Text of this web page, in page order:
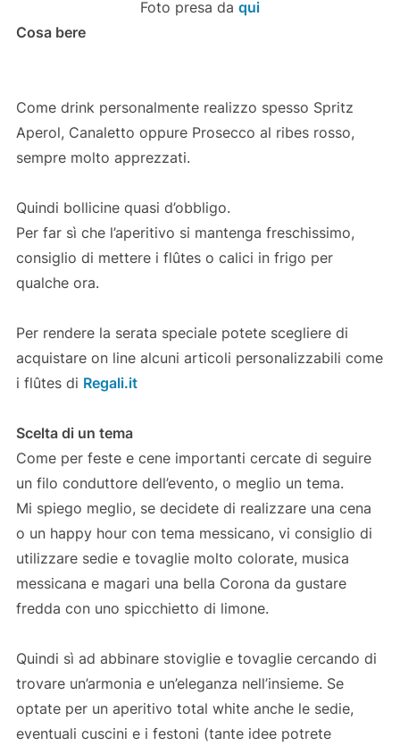
Foto presa da qui
Cosa bere
Come drink personalmente realizzo spesso Spritz
Aperol, Canaletto oppure Prosecco al ribes rosso,
sempre molto apprezzati.
Quindi bollicine quasi d’obbligo.
Per far sì che l’aperitivo si mantenga freschissimo,
consiglio di mettere i flûtes o calici in frigo per
qualche ora.
Per rendere la serata speciale potete scegliere di
acquistare on line alcuni articoli personalizzabili come
i flûtes di Regali.it
Scelta di un tema
Come per feste e cene importanti cercate di seguire
un filo conduttore dell’evento, o meglio un tema.
Mi spiego meglio, se decidete di realizzare una cena
o un happy hour con tema messicano, vi consiglio di
utilizzare sedie e tovaglie molto colorate, musica
messicana e magari una bella Corona da gustare
fredda con uno spicchietto di limone.
Quindi sì ad abbinare stoviglie e tovaglie cercando di
trovare un’armonia e un’eleganza nell’insieme. Se
optate per un aperitivo total white anche le sedie,
eventuali cuscini e i festoni (tante idee potrete